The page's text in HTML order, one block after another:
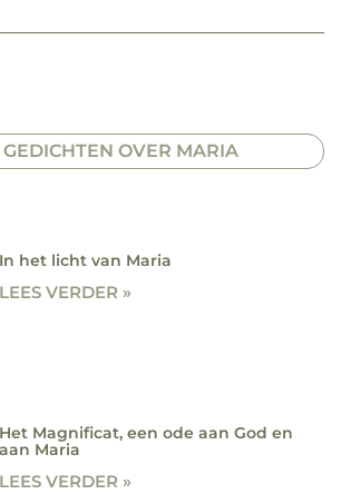
GEDICHTEN OVER MARIA
In het licht van Maria
LEES VERDER »
Het Magnificat, een ode aan God en
aan Maria
LEES VERDER »